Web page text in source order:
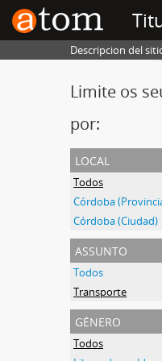
Descripcion del
Limite os
por:
local
Todos
Córdoba
Córdoba (Ciudad)
assunto
Todos
Transporte
género
Todos